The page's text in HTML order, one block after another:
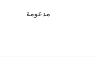
مدعومة